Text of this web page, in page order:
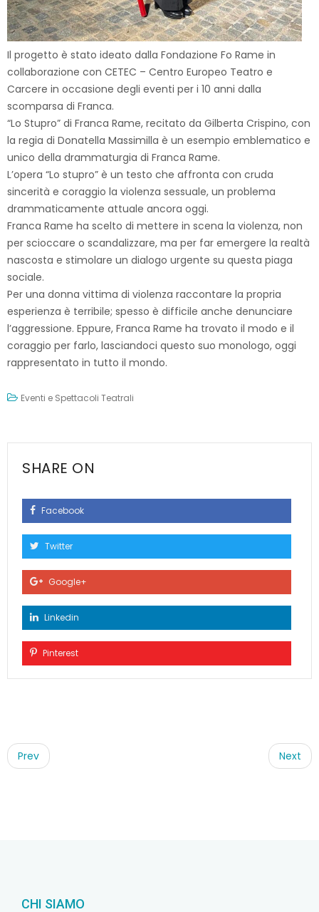
Il progetto è stato ideato dalla Fondazione Fo Rame in
collaborazione con CETEC – Centro Europeo Teatro e
Carcere in occasione degli eventi per i 10 anni dalla
scomparsa di Franca.
“Lo Stupro” di Franca Rame, recitato da Gilberta Crispino, con
la regia di Donatella Massimilla è un esempio emblematico e
unico della drammaturgia di Franca Rame.
L’opera “Lo stupro” è un testo che affronta con cruda
sincerità e coraggio la violenza sessuale, un problema
drammaticamente attuale ancora oggi.
Franca Rame ha scelto di mettere in scena la violenza, non
per scioccare o scandalizzare, ma per far emergere la realtà
nascosta e stimolare un dialogo urgente su questa piaga
sociale.
Per una donna vittima di violenza raccontare la propria
esperienza è terribile; spesso è difficile anche denunciare
l’aggressione. Eppure, Franca Rame ha trovato il modo e il
coraggio per farlo, lasciandoci questo suo monologo, oggi
rappresentato in tutto il mondo.
Eventi e Spettacoli Teatrali
SHARE ON
Facebook
Twitter
Google+
Linkedin
Pinterest
Post
navigation
Prev Next
CHI SIAMO